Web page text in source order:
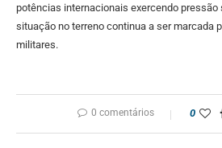
potências internacionais exercendo pressão
situação no terreno continua a ser marcada
militares.
0 comentários 0